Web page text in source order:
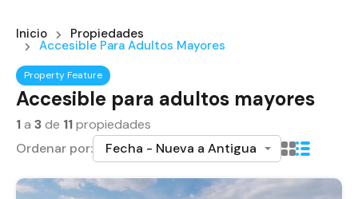
Inicio Propiedades
Accesible Para Adultos Mayores
Property Feature
Accesible para adultos mayores
1a 3de 11propiedades
Ordenar por:
Fecha - Nueva a Antigua